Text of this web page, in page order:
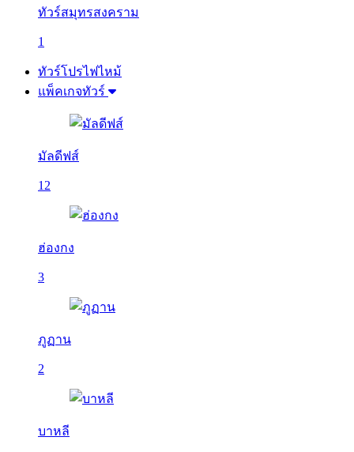
ทัวร์สมุทรสงคราม
1
ทัวร์โปรไฟไหม้
แพ็คเกจทัวร์
มัลดีฟส์
12
ฮ่องกง
3
ภูฏาน
2
บาหลี